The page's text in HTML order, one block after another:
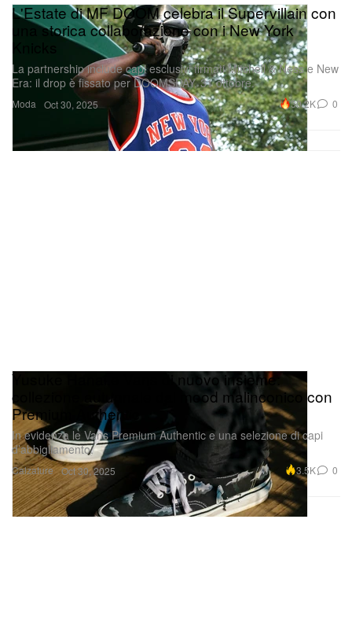
Moda
L'Estate di MF DOOM celebra il Supervillain con
una storica collaborazione con i New York
La partnership include capi esclusivi firmati Mitchell & Ness e New
Era: il drop è fissato per DOOMSDAY, 31 ottobre.
Oct 30, 2025 30.2K 0
Calzature
Yusuke Hanai e Vans di nuovo insieme:
collezione autunnale dal mood malinconico con
Premium Authentic
In evidenza le Vans Premium Authentic e una selezione di capi
d’abbigliamento.
Oct 30, 2025 3.5K 0